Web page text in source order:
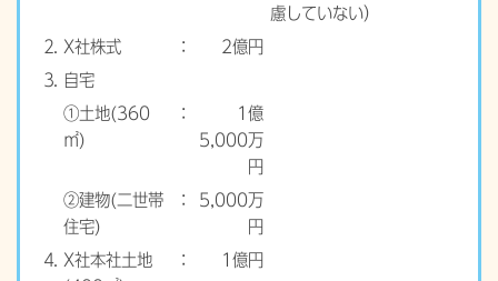
慮していない）
⒉
X社株式 ：
2億円
⒊
自宅
①土地(360
㎡)
：
1億
5,000万
円
②建物(二世帯
住宅)
：
5,000万
円
⒋ X社本社土地
： 1億円